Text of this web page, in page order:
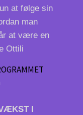
at følge sin
man
at være en
Ottili
I